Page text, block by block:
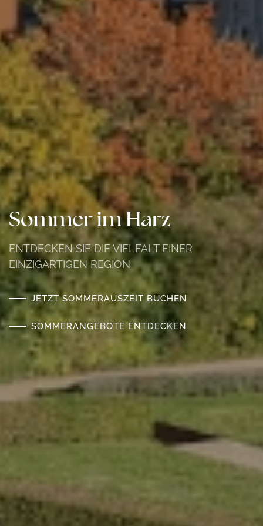
Sommer im Harz
ENTDECKEN SIE DIE VIELFALT EINER
EINZIGARTIGEN REGION
JETZT SOMMERAUSZEIT BUCHEN
SOMMERANGEBOTE ENTDECKEN